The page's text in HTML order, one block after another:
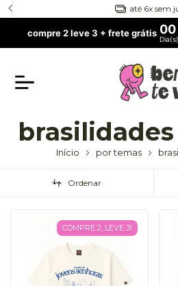
até 6x sem
compre 2 leve 3 + frete grátis 00
Dia(s)
Início por temas
Ordenar
COMPRE 2, LEVE 3!